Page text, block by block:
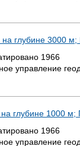
глубине 3000 м;
1966
управление
глубине 1000
1966
управление